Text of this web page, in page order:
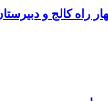
كالج و دبيرستان